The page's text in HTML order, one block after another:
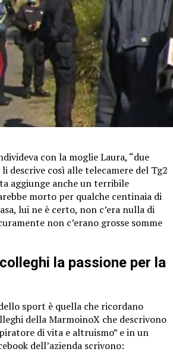
con la moglie Laura, “due
descrive così alle telecamere del Tg2
aggiunge anche un terribile
morto per qualche centinaia di
lui ne è certo, non c’era nulla di
non c’erano grosse somme
la passione per la
sport è quella che ricordano
della MarmoinoX che descrivono
di vita e altruismo” e in un
dell’azienda scrivono: